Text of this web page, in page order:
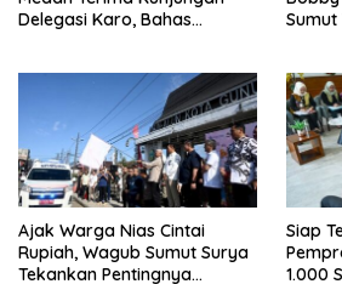
Delegasi Karo, Bahas
Sumut
Ajak Warga Nias Cintai
Rupiah, Wagub Sumut Surya
Tekankan Pentingnya
Siap
1.000